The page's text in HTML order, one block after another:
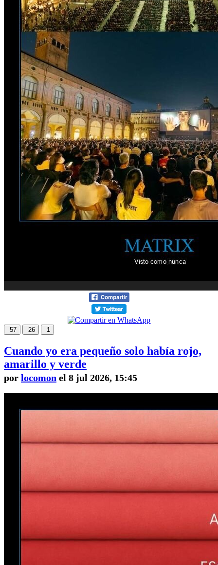
57 26 1
Cuando yo era pequeño solo había rojo,
amarillo y verde
por locomon el 8 jul 2026, 15:45